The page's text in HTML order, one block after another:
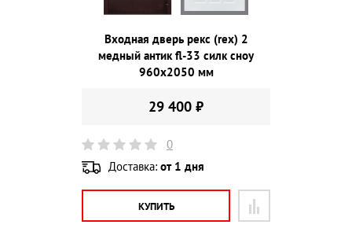
Входная дверь рекс (rex) 2
медный антик fl-33 силк сноу
960х2050 мм
29 400 ₽
0
Доставка: от 1 дня
КУПИТЬ